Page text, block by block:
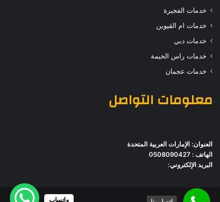
خدمات الفجيرة
خدمات ام القيوين
خدمات دبي
خدمات راس الخيمة
خدمات عجمان
معلومات التواصل
العنوان: الإمارات العربية المتحدة
الهاتف : 0508090427
البريد الإلكتروني:
واتساب